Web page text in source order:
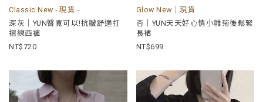
Classic New - 現貨 -
深灰｜YUN臀寬可以!抗皺舒適打
摺線西褲
720
Glow New｜現貨
杏｜YUN天天好心情小雛菊後鬆緊
長裙
699